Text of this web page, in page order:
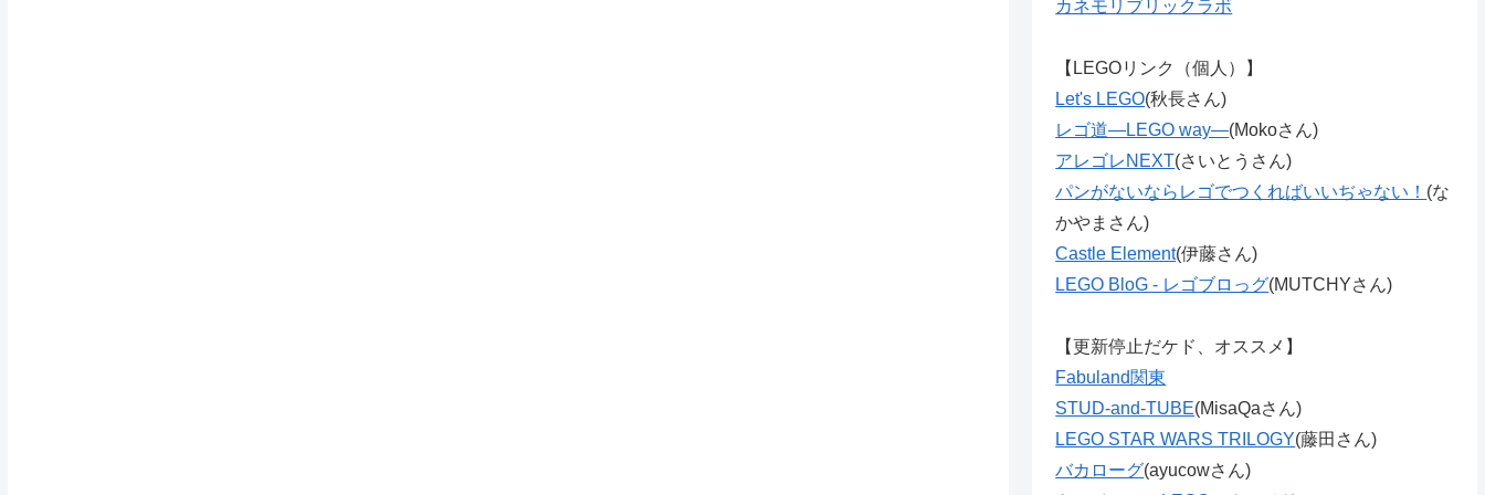
カネモリブリックラボ
【LEGOリンク（個人）】
Let's LEGO(秋長さん)
レゴ道―LEGO way―(Mokoさん)
アレゴレNEXT(さいとうさん)
パンがないならレゴでつくればいいぢゃない！ (な
かやまさん)
Castle Element(伊藤さん)
LEGO BloG - レゴブロっグ(MUTCHYさん)
【更新停止だケド、オススメ】
Fabuland関東
STUD-and-TUBE(MisaQaさん)
LEGO STAR WARS TRILOGY(藤田さん)
バカローグ(ayucowさん)